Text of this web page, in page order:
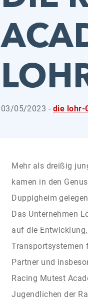
03/05/2023 - die lohr-
Mehr als dreißig
kamen in den
Duppigheim
Das Unternehmen
auf die
Transportsystemen
Partner und
Racing Mutest
Jugendlichen der